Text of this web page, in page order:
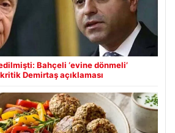
Bahçeli ‘evine dönmeli’
Demirtaş açıklaması